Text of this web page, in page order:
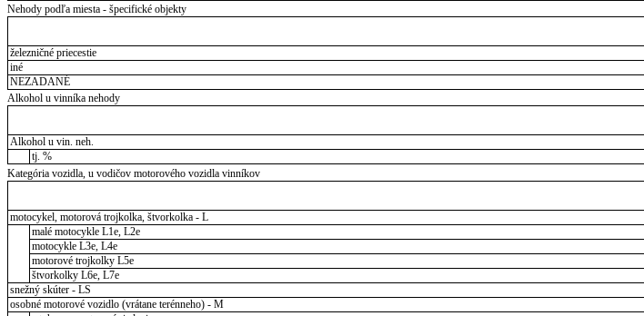
Nehody podľa miesta - špecifické objekty
železničné priecestie
iné
NEZADANÉ
Alkohol u vinníka nehody
Alkohol u vin. neh.
tj. %
Kategória vozidla, u vodičov motorového vozidla vinníkov
motocykel, motorová trojkolka, štvorkolka - L
malé motocykle L1e, L2e
motocykle L3e, L4e
motorové trojkolky L5e
štvorkolky L6e, L7e
snežný skúter - LS
osobné motorové vozidlo (vrátane terénneho) - M